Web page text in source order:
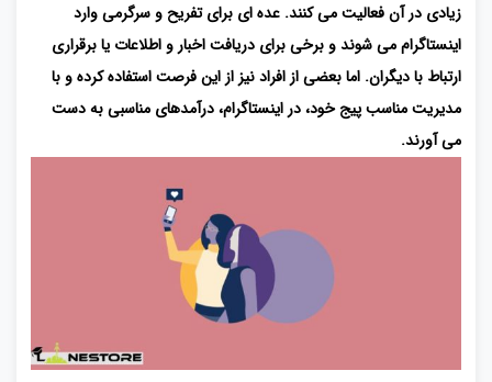
زیادی در آن فعالیت می کنند. عده ای برای تفریح و سرگرمی وارد
اینستاگرام می شوند و برخی برای دریافت اخبار و اطلاعات یا برقراری
ارتباط با دیگران. اما بعضی از افراد نیز از این فرصت استفاده کرده و با
مدیریت مناسب پیج خود، در اینستاگرام، درآمدهای مناسبی به دست
می آورند.